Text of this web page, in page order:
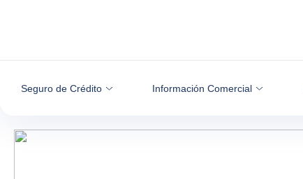
Seguro de Crédito Información Comercial